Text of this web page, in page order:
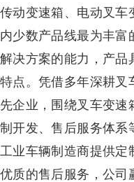
动变速箱、电动叉
少数产品线最为丰
决方案的能力，产品
点。凭借多年深耕
企业，围绕叉车变
开发、售后服务体系
业车辆制造商提供
质的售后服务，公